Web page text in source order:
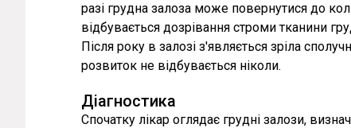
разі грудна залоза може повернутися до
відбувається дозрівання строми тканини
Після року в залозі з'являється зріла
розвиток не відбувається ніколи.
Діагностика
Спочатку лікар оглядає грудні залози,